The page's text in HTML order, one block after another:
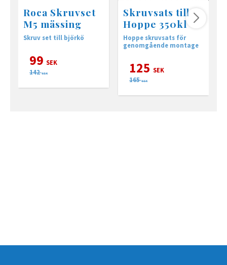
Roca Skruvset
M5 mässing
Skruv set till björkö
99 SEK
142 SEK
Skruvsats till
Hoppe 350kl
Hoppe skruvsats för
genomgående montage
125 SEK
165 SEK